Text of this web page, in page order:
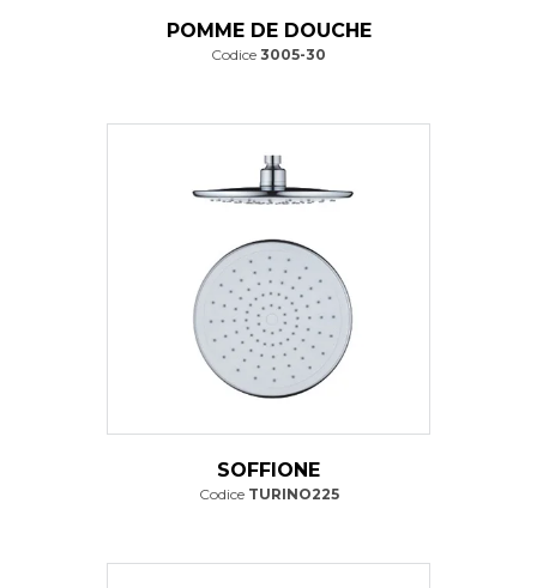
POMME DE DOUCHE
Codice 3005-30
SOFFIONE
Codice TURINO225